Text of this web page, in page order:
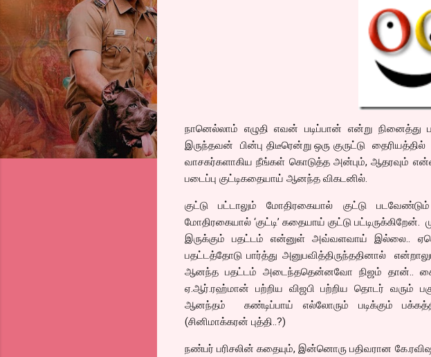
நானெல்லாம் எழுதி எவன் படிப்பான் என்று நினைத்து
இருந்தவன் பின்பு திடீரென்று ஒரு குருட்டு
வாசகர்களாகிய நீங்கள் கொடுத்த அன்பும், ஆதரவும்
படைப்பு குட்டிகதையாய் ஆனந்த விகடனில்.
குட்டு பட்டாலும் மோதிரகையால் குட்டு
மோதிரகையால் ‘குட்டி’ கதையாய் குட்டு
இருக்கும் பதட்டம் என்னுள் அவ்வளவாய் இல்லை..
பதட்டத்தோடு பார்த்து அனுபவித்திருந்ததினால்
ஆனந்த பதட்டம் அடைந்ததென்னவோ நிஜம் தான்..
ஏ.ஆர்.ரஹ்மான் பற்றிய விஜபி பற்றிய தொடர் வரும்
ஆனந்தம் கண்டிப்பாய் எல்லோரும் படிக்கும்
(சினிமாக்கரன் புத்தி..?)
நண்பர் பரிசலின் கதையும், இன்னொரு பதிவரான